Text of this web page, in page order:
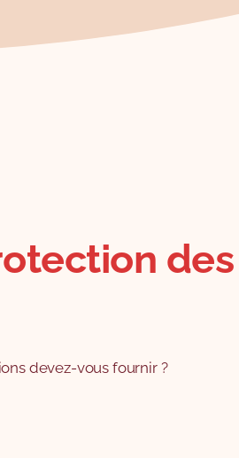
des
devez-vous fournir ?